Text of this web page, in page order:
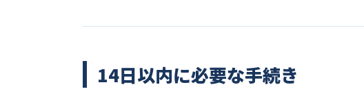
14日以内に必要な手続き